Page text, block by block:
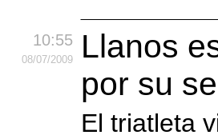
10:55
08/07/2009
Llanos
por su
El triatleta